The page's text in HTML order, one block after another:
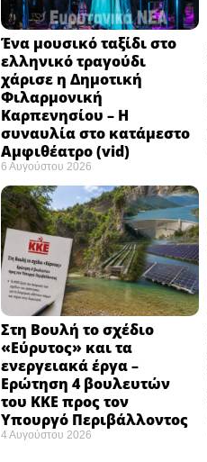
Ένα μουσικό ταξίδι στο
ελληνικό τραγούδι
χάρισε η Δημοτική
Φιλαρμονική
Καρπενησίου – Η
συναυλία στο κατάμεστο
Αμφιθέατρο (vid)
6 Αυγούστου 2026
Στη Βουλή το σχέδιο
«Εύρυτος» και τα
ενεργειακά έργα –
Ερώτηση 4 βουλευτών
του ΚΚΕ προς τον
Υπουργό Περιβάλλοντος
4 Αυγούστου 2026